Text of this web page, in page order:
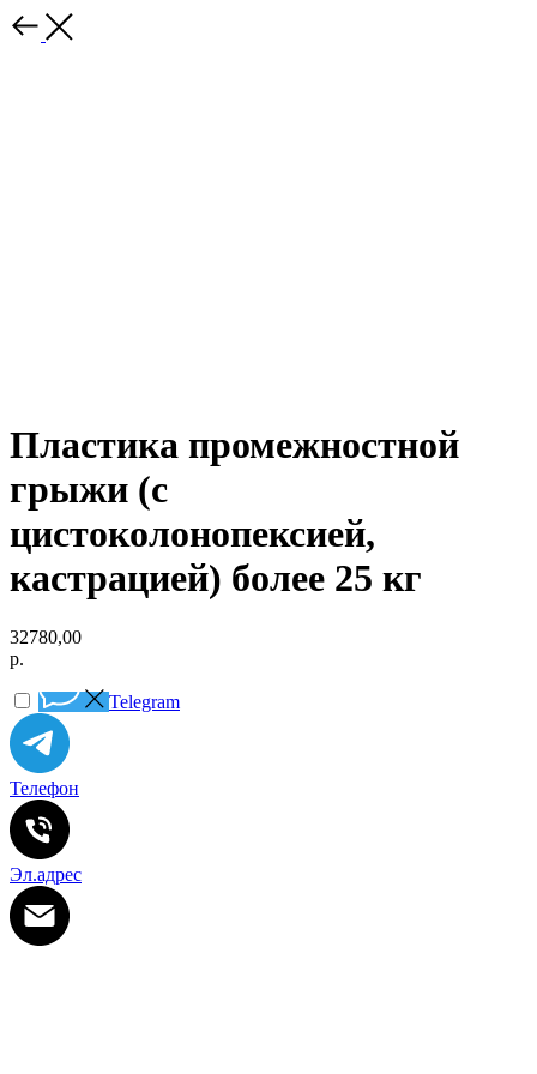
Пластика промежностной
грыжи (с
цистоколонопексией,
кастрацией) более 25 кг
32780,00
р.
Telegram
Телефон
Эл.адрес